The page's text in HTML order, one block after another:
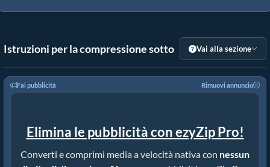
Istruzioni per la compressione sotto Vai alla sezione
Fai pubblicità Rimuovi annuncio
Elimina le pubblicità con ezyZip Pro!
Converti e comprimi media a velocità nativa con nessun